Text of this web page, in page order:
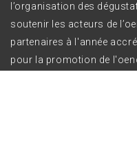
l’organisation des
soutenir les acteurs de
partenaires à l'année
pour la promotion de